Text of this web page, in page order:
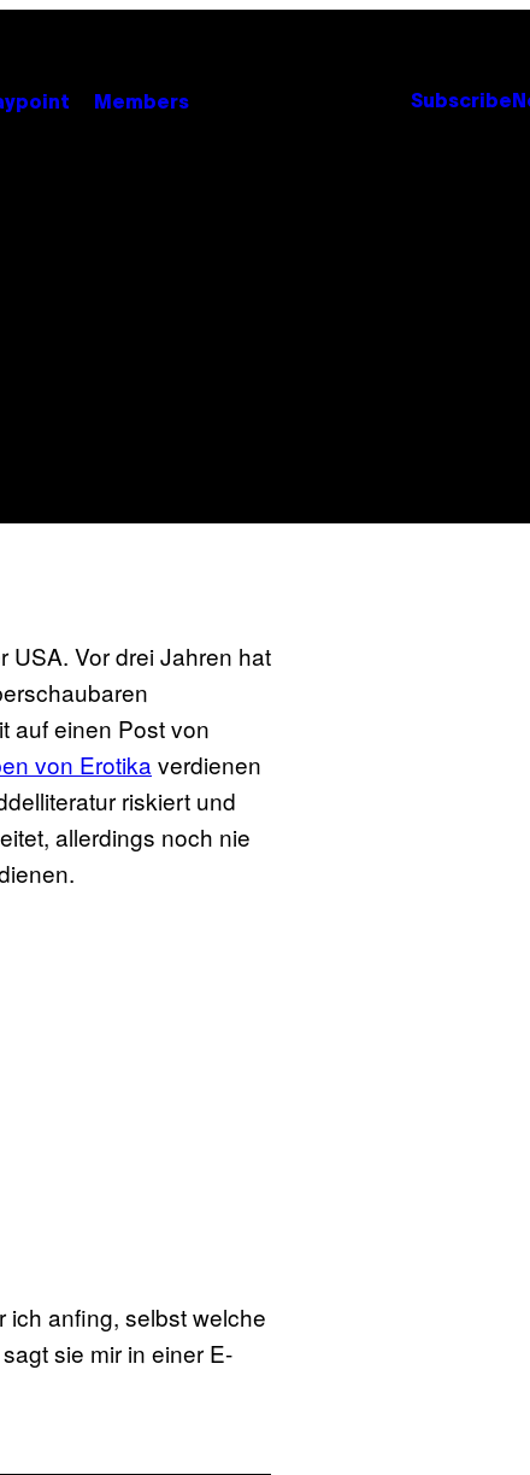
Members Subscribe
USA. Vor drei Jahren hat
auf einen Post von
von Erotika verdienen
riskiert und
allerdings noch nie
ich anfing, selbst welche
sie mir in einer E-